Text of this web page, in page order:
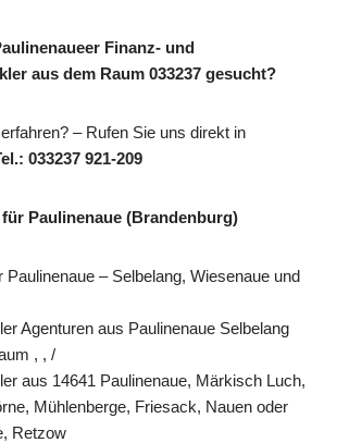
Finanz- und
aus dem Raum 033237 gesucht?
– Rufen Sie uns direkt in
033237 921-209
Paulinenaue (Brandenburg)
Paulinenaue – Selbelang, Wiesenaue und
Agenturen aus Paulinenaue Selbelang
, , /
aus 14641 Paulinenaue, Märkisch Luch,
Mühlenberge, Friesack, Nauen oder
Retzow